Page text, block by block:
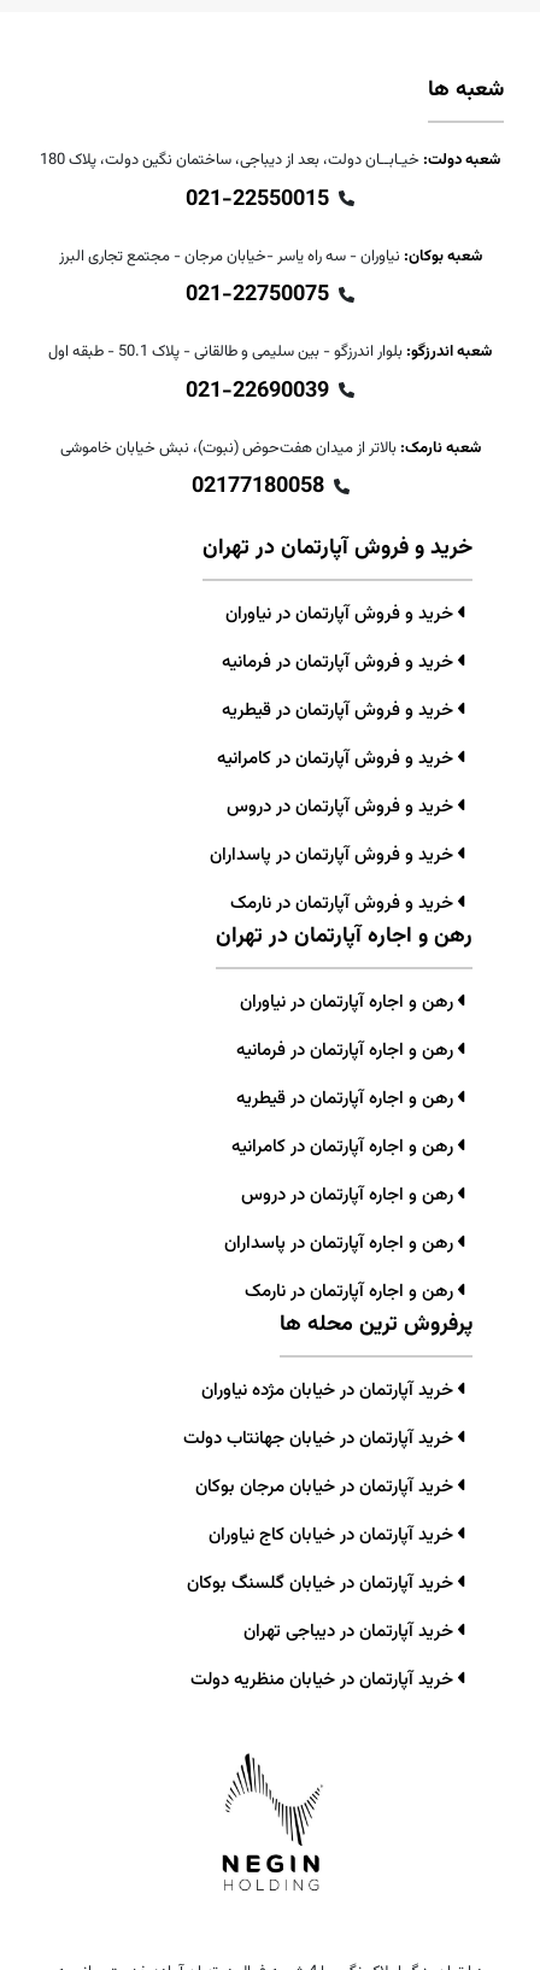
شعبه ها
شعبه دولت: خیـابــان دولت، بعد از دیباجی، ساختمان نگین دولت، پلاک 180
021-22550015
شعبه بوکان: نیاوران - سه راه یاسر -خیابان مرجان - مجتمع تجاری البرز
021-22750075
شعبه اندرزگو: بلوار اندرزگو - بین سلیمی و طالقانی - پلاک 50.1 - طبقه اول
021-22690039
شعبه نارمک: بالاتر از میدان هفت‌حوض (نبوت)، نبش خیابان خاموشی
02177180058
خرید و فروش آپارتمان در تهران
خرید و فروش آپارتمان در نیاوران
خرید و فروش آپارتمان در فرمانیه
خرید و فروش آپارتمان در قیطریه
خرید و فروش آپارتمان در کامرانیه
خرید و فروش آپارتمان در دروس
خرید و فروش آپارتمان در پاسداران
خرید و فروش آپارتمان در نارمک
رهن و اجاره آپارتمان در تهران
رهن و اجاره آپارتمان در نیاوران
رهن و اجاره آپارتمان در فرمانیه
رهن و اجاره آپارتمان در قیطریه
رهن و اجاره آپارتمان در کامرانیه
رهن و اجاره آپارتمان در دروس
رهن و اجاره آپارتمان در پاسداران
رهن و اجاره آپارتمان در نارمک
پرفروش ترین محله ها
خرید آپارتمان در خیابان مژده نیاوران
خرید آپارتمان در خیابان جهانتاب دولت
خرید آپارتمان در خیابان مرجان بوکان
خرید آپارتمان در خیابان کاج نیاوران
خرید آپارتمان در خیابان گلسنگ بوکان
خرید آپارتمان در دیباجی تهران
خرید آپارتمان در خیابان منظریه دولت